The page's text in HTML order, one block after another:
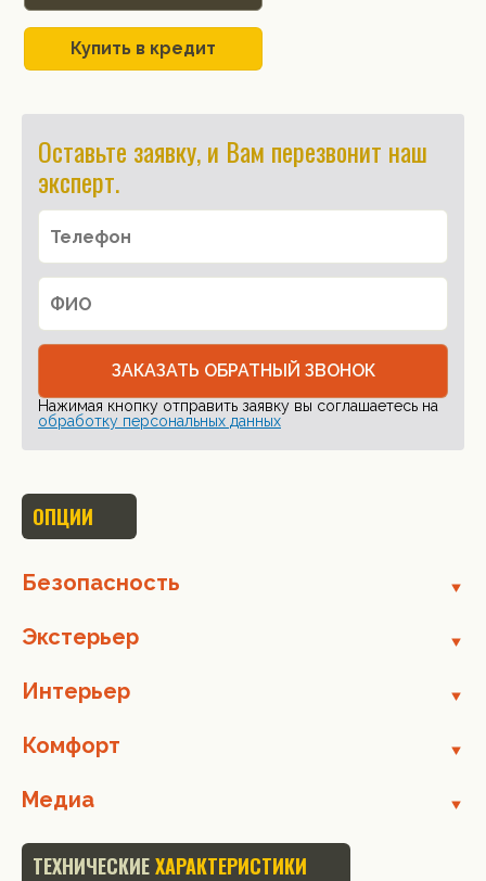
Купить в кредит
Оставьте заявку, и Вам перезвонит наш
эксперт.
ЗАКАЗАТЬ ОБРАТНЫЙ ЗВОНОК
Нажимая кнопку отправить заявку вы соглашаетесь на
обработку персональных данных
ОПЦИИ
Безопасность
Экстерьер
Интерьер
Комфорт
Медиа
ТЕХНИЧЕСКИЕХАРАКТЕРИСТИКИ